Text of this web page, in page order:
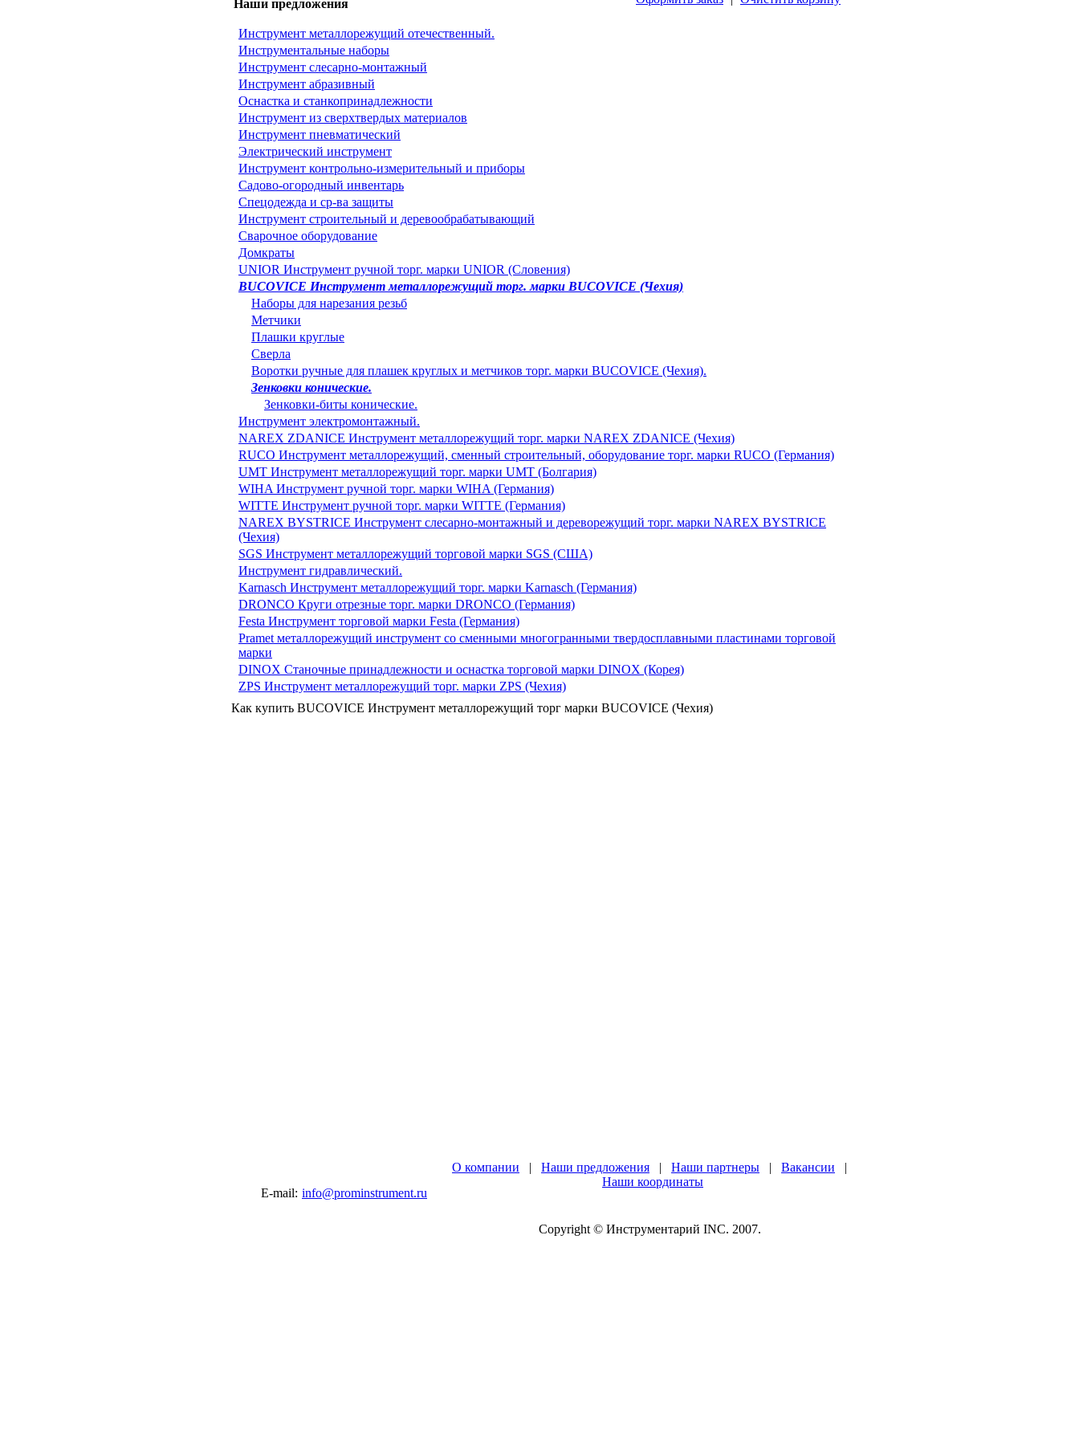
Наши предложения
Инструмент металлорежущий отечественный.
Инструментальные наборы
Инструмент слесарно-монтажный
Инструмент абразивный
Оснастка и станкопринадлежности
Инструмент из сверхтвердых материалов
Инструмент пневматический
Электрический инструмент
Инструмент контрольно-измерительный и приборы
Садово-огородный инвентарь
Спецодежда и ср-ва защиты
Инструмент строительный и деревообрабатывающий
Сварочное оборудование
Домкраты
UNIOR Инструмент ручной торг. марки UNIOR (Словения)
BUCOVICE Инструмент металлорежущий торг. марки BUCOVICE (Чехия)
Наборы для нарезания резьб
Метчики
Плашки круглые
Сверла
Воротки ручные для плашек круглых и метчиков торг. марки BUCOVICE (Чехия).
Зенковки конические.
Зенковки-биты конические.
Инструмент электромонтажный.
NAREX ZDANICE Инструмент металлорежущий торг. марки NAREX ZDANICE (Чехия)
RUCO Инструмент металлорежущий, сменный строительный, оборудование торг. марки RUCO (Германия)
UMT Инструмент металлорежущий торг. марки UMT (Болгария)
WIHA Инструмент ручной торг. марки WIHA (Германия)
WITTE Инструмент ручной торг. марки WITTE (Германия)
NAREX BYSTRICE Инструмент слесарно-монтажный и дереворежущий торг. марки NAREX BYSTRICE
(Чехия)
SGS Инструмент металлорежущий торговой марки SGS (США)
Инструмент гидравлический.
Karnasch Инструмент металлорежущий торг. марки Karnasch (Германия)
DRONCO Круги отрезные торг. марки DRONCO (Германия)
Festa Инструмент торговой марки Festa (Германия)
Pramet металлорежущий инструмент со сменными многогранными твердосплавными пластинами торговой
марки
DINOX Станочные принадлежности и оснастка торговой марки DINOX (Корея)
ZPS Инструмент металлорежущий торг. марки ZPS (Чехия)
Как купить BUCOVICE Инструмент металлорежущий торг марки BUCOVICE (Чехия)
E-mail: info@prominstrument.ru
О компании | Наши предложения | Наши партнеры | Вакансии |
Наши координаты
Copyright © Инструментарий INC. 2007.